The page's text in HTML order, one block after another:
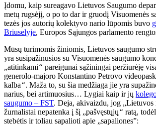
Įdomu, kaip sureagavo Lietuvos Saugumo
metų rugsėjį, o po to dar ir gruodį Visuomenės
tezės jos autorių kolektyvo nario lūpomis buvo
Briuselyje, Europos Sąjungos parlamento
Mūsų turimomis žiniomis, Lietuvos saugumo
yra susipažinusios su Visuomenės saugumo
„atitinkami“ pareigūnai sąžiningai peržiūrėję
generolo-majoro Konstantino Petrovo
kalba“. Maža to, su šia medžiaga jie yra
narius, bei artimuosius… Lygiai kaip ir jų
saugumo – FST. Deja, akivaizdu, jog
žurnalistai nepatenka į šį „pašvęstųjų“ ratą,
stebėtis ir toliau sapalioti apie „sapaliones”: